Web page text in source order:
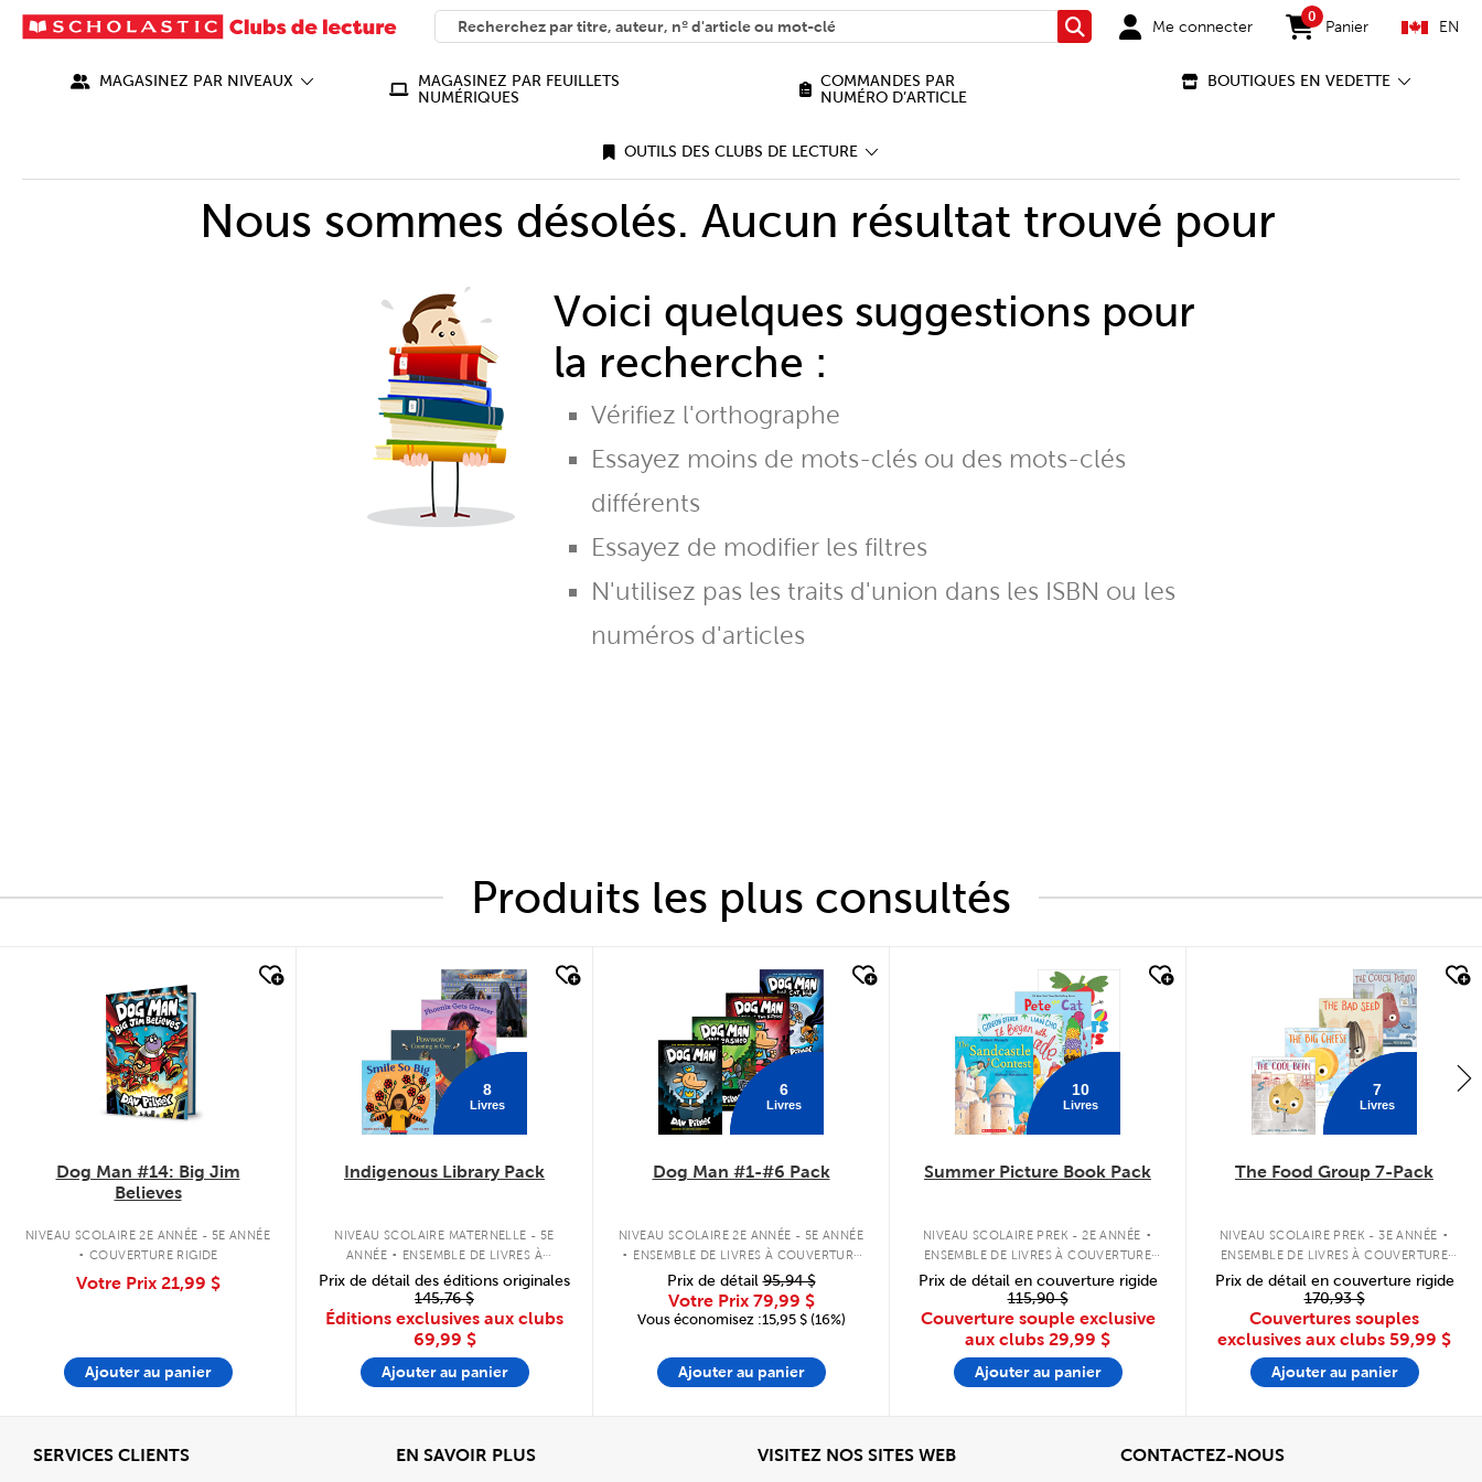
SEARCH
What can we help you find?
RechercherMe connecter
0
items in cart
Panier EN
MAGASINEZ PAR NIVEAUX
MAGASINEZ PAR FEUILLETS
NUMÉRIQUES
COMMANDES PAR
NUMÉRO D’ARTICLE
BOUTIQUES EN VEDETTE
OUTILS DES CLUBS DE LECTURE
Nous sommes désolés. Aucun résultat trouvé pour
Voici quelques suggestions pour
la recherche :
Vérifiez l'orthographe
Essayez moins de mots-clés ou des mots-clés
différents
Essayez de modifier les filtres
N'utilisez pas les traits d'union dans les ISBN ou les
numéros d'articles
Produits les plus consultés
Dog Man #14: Big Jim
Believes
NIVEAU SCOLAIRE 2E ANNÉE - 5E ANNÉE
. COUVERTURE RIGIDE
Votre Prix 21,99 $
Ajouter au panier
8
Livres
Indigenous Library Pack
NIVEAU SCOLAIRE MATERNELLE - 5E
ANNÉE . ENSEMBLE DE LIVRES À
COUVERTURE SOUPLE
Prix de détail des éditions originales
145,76 $
Éditions exclusives aux clubs
69,99 $
Ajouter au panier
6
Livres
Dog Man #1-#6 Pack
NIVEAU SCOLAIRE 2E ANNÉE - 5E ANNÉE
. ENSEMBLE DE LIVRES À COUVERTURE
RIGIDE
Prix de détail95,94 $
Votre Prix 79,99 $
Vous économisez :15,95 $ (16%)
Ajouter au panier
10
Livres
Summer Picture Book Pack
NIVEAU SCOLAIRE PREK - 2E ANNÉE .
ENSEMBLE DE LIVRES À COUVERTURE
Prix de détail en couverture rigide
115,90 $
Couverture souple exclusive
aux clubs 29,99 $
Ajouter au panier
7
Livres
The Food Group 7-Pack
NIVEAU SCOLAIRE PREK - 3E ANNÉE .
ENSEMBLE DE LIVRES À COUVERTURE
Prix de détail en couverture rigide
170,93 $
Couvertures souples
exclusives aux clubs 59,99 $
Ajouter au panier
SERVICES CLIENTSAfficher EN SAVOIR PLUSView VISITEZ NOS SITES WEBAfficher CONTACTEZ-NOUSView